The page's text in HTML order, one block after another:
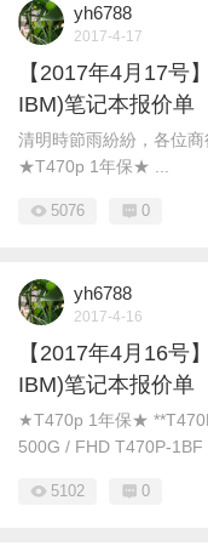
yh6788
2017-4-17
【2017年4月17号
IBM)笔记本报价单
清明時節雨紛紛，各位商
★T470p 1年保★ ...
5076 0
yh6788
2017-4-16
【2017年4月16号
IBM)笔记本报价单
★T470p 1年保★
500G / FHD T470P-1BF
5102 0